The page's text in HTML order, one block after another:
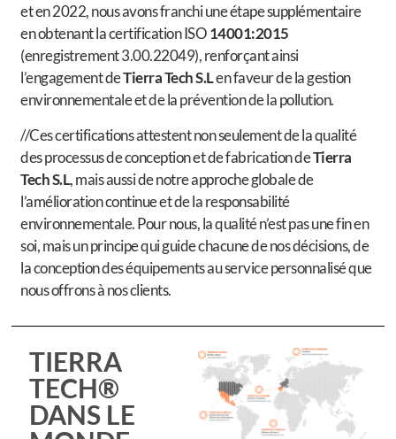
et en 2022, nous avons franchi une étape supplémentaire
en obtenant la certification ISO14001:2015
(enregistrement 3.00.22049), renforçant ainsi
l’engagement deTierra Tech S.Len faveur de la gestion
environnementale et de la prévention de la pollution.
//Ces certifications attestent non seulement de la qualité
des processus de conception et de fabrication deTierra
Tech S.L, mais aussi de notre approche globale de
l’amélioration continue et de la responsabilité
environnementale. Pour nous, la qualité n’est pas une fin en
soi, mais un principe qui guide chacune de nos décisions, de
la conception des équipements au service personnalisé que
nous offrons à nos clients.
TIERRA
TECH®
DANS LE